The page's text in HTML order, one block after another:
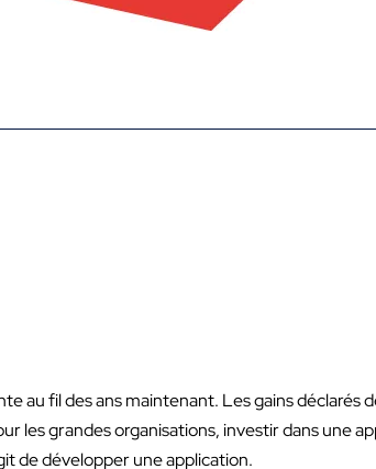
au fil des ans maintenant. Les gains déclarés
les grandes organisations, investir dans une
de développer une application.